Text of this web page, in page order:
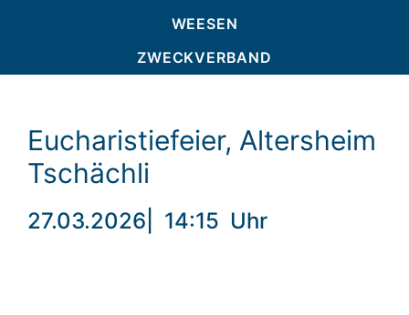
WEESEN
ZWECKVERBAND
Eucharistiefeier, Altersheim
Tschächli
27.03.2026 14:15 Uhr